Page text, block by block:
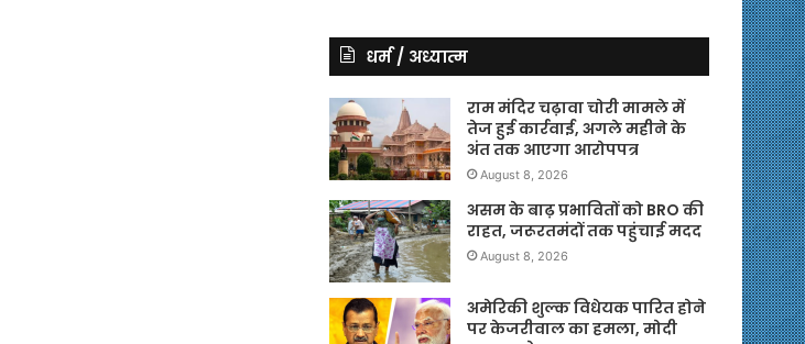
धर्म / अध्यात्म
राम मंदिर चढ़ावा चोरी मामले में
तेज हुई कार्रवाई, अगले महीने के
अंत तक आएगा आरोपपत्र
August 8, 2026
असम के बाढ़ प्रभावितों को BRO की
राहत, जरूरतमंदों तक पहुंचाई मदद
August 8, 2026
अमेरिकी शुल्क विधेयक पारित होने
पर केजरीवाल का हमला, मोदी